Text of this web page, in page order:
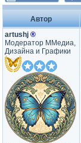
Автор
artushj ®
Модератор ММедиа,
Дизайна и Графики